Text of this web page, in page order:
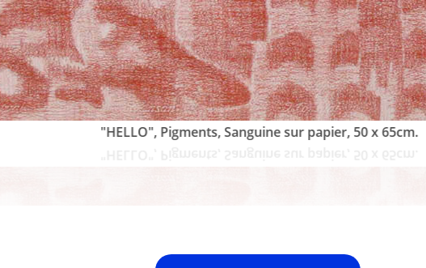
"HELLO", Pigments, Sanguine sur papier, 50 x 65cm.